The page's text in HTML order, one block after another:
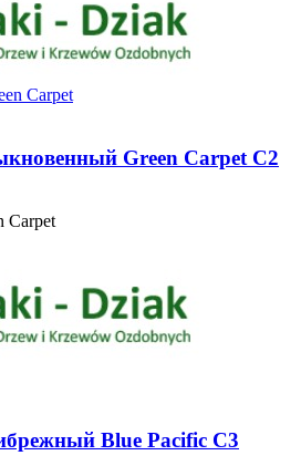
Green Carpet C2
Carpet
Blue Pacific C3